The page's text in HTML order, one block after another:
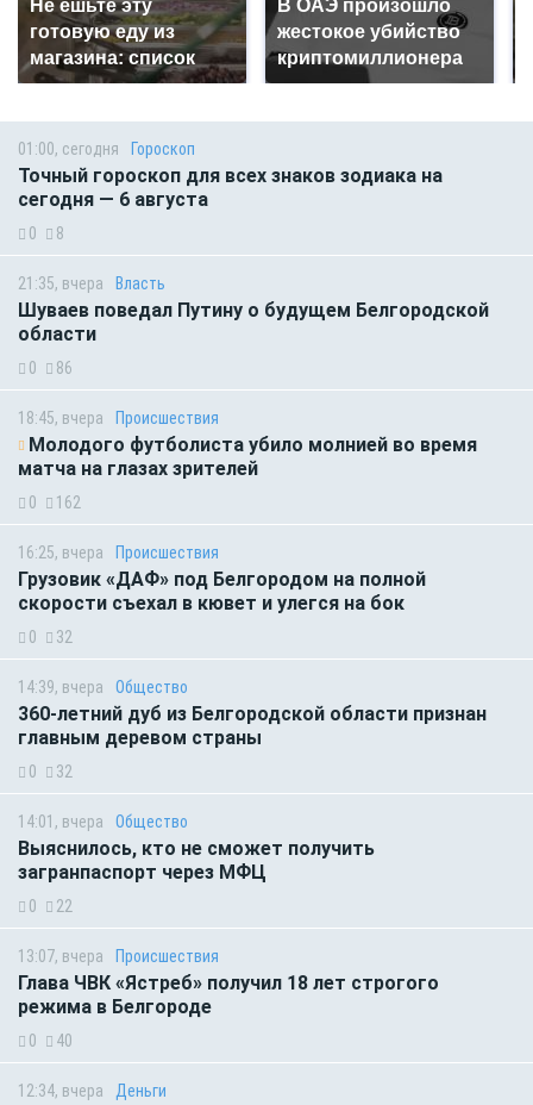
Не ешьте эту
готовую еду из
магазина: список
В ОАЭ произошло
жестокое убийство
криптомиллионера
01:00, сегодня Гороскоп
Точный гороскоп для всех знаков зодиака на
сегодня — 6 августа
0 8
21:35, вчера Власть
Шуваев поведал Путину о будущем Белгородской
области
0 86
18:45, вчера Происшествия
Молодого футболиста убило молнией во время
матча на глазах зрителей
0 162
16:25, вчера Происшествия
Грузовик «ДАФ» под Белгородом на полной
скорости съехал в кювет и улегся на бок
0 32
14:39, вчера Общество
360-летний дуб из Белгородской области признан
главным деревом страны
0 32
14:01, вчера Общество
Выяснилось, кто не сможет получить
загранпаспорт через МФЦ
0 22
13:07, вчера Происшествия
Глава ЧВК «Ястреб» получил 18 лет строгого
режима в Белгороде
0 40
12:34, вчера Деньги